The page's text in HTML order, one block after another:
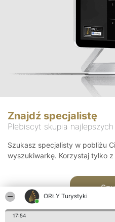
ORŁY Turystyki
17:54
Znajdź specjalistę
Plebiscyt skupia
Szukasz specjalisty w pobliżu
wyszukiwarkę. Korzystaj tylko z